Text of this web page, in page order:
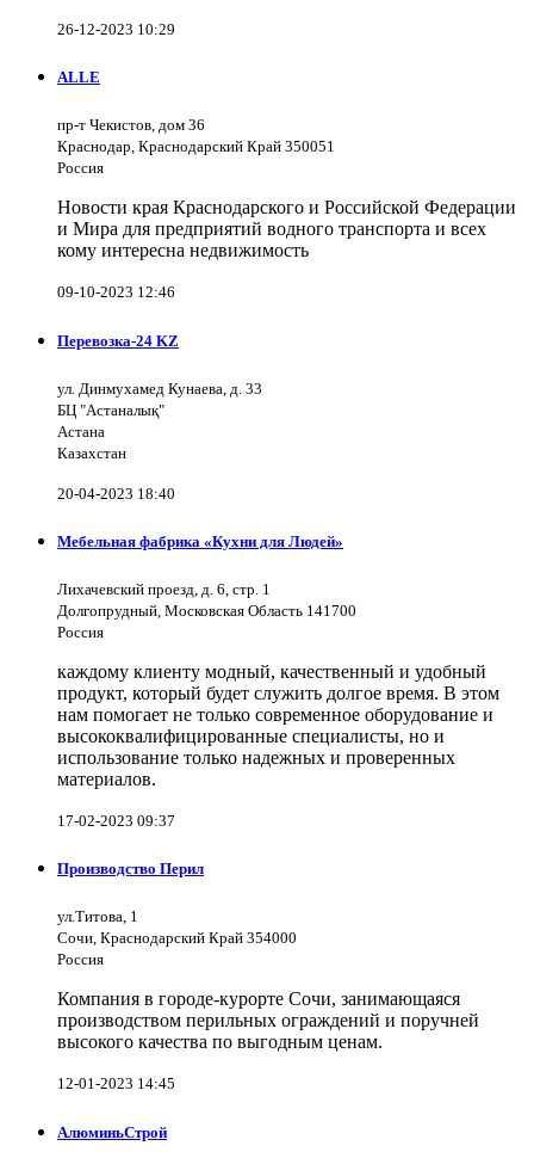
26-12-2023 10:29
ALLE
пр-т Чекистов, дом 36
Краснодар, Краснодарский Край 350051
Россия
Новости края Краснодарского и Российской Федерации
и Мира для предприятий водного транспорта и всех
кому интересна недвижимость
09-10-2023 12:46
Перевозка-24 KZ
ул. Динмухамед Кунаева, д. 33
БЦ "Астаналық"
Астана
Казахстан
20-04-2023 18:40
Мебельная фабрика «Кухни для Людей»
Лихачевский проезд, д. 6, стр. 1
Долгопрудный, Московская Область 141700
Россия
каждому клиенту модный, качественный и удобный
продукт, который будет служить долгое время. В этом
нам помогает не только современное оборудование и
высококвалифицированные специалисты, но и
использование только надежных и проверенных
материалов.
17-02-2023 09:37
Производство Перил
ул.Титова, 1
Сочи, Краснодарский Край 354000
Россия
Компания в городе-курорте Сочи, занимающаяся
производством перильных ограждений и поручней
высокого качества по выгодным ценам.
12-01-2023 14:45
АлюминьСтрой